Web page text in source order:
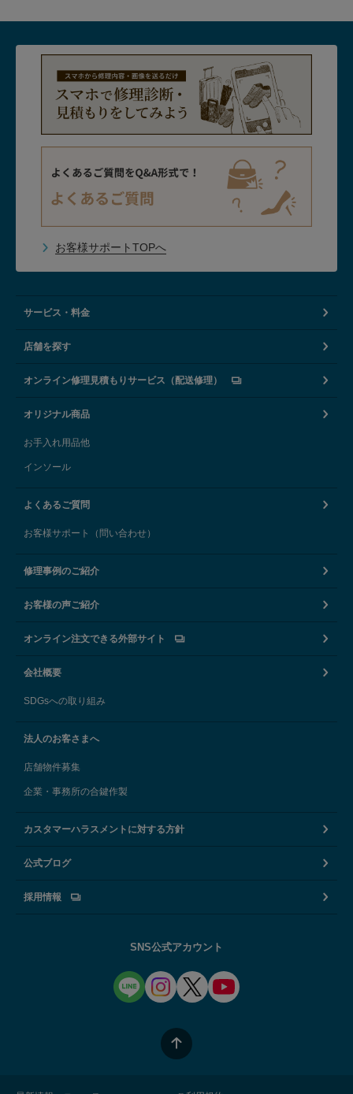
お客様サポートTOPへ
サービス・料金
店舗を探す
オンライン修理見積もりサービス（配送修理）
オリジナル商品
お手入れ用品他
インソール
よくあるご質問
お客様サポート（問い合わせ）
修理事例のご紹介
お客様の声ご紹介
オンライン注文できる外部サイト
会社概要
SDGsへの取り組み
法人のお客さまへ
店舗物件募集
企業・事務所の合鍵作製
カスタマーハラスメントに対する方針
公式ブログ
採用情報
SNS公式アカウント